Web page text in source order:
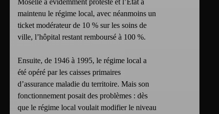
Moselle a évidemment protesté et l’État a
maintenu le régime local, avec néanmoins un
ticket modérateur de 10 % sur les soins de
ville, l’hôpital restant remboursé à 100 %.
Ensuite, de 1946 à 1995, le régime local a
été opéré par les caisses primaires
d’assurance maladie du territoire. Mais son
fonctionnement posait des problèmes : dès
que le régime local voulait modifier le niveau